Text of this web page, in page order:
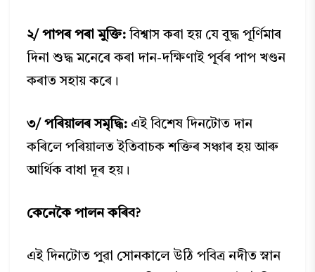
২/ পাপৰ পৰা মুক্তি: বিশ্বাস কৰা হয় যে বুদ্ধ পূৰ্ণিমাৰ
দিনা শুদ্ধ মনেৰে কৰা দান-দক্ষিণাই পূৰ্বৰ পাপ খণ্ডন
কৰাত সহায় কৰে।
৩/ পৰিয়ালৰ সমৃদ্ধি: এই বিশেষ দিনটোত দান
কৰিলে পৰিয়ালত ইতিবাচক শক্তিৰ সঞ্চাৰ হয় আৰু
আৰ্থিক বাধা দূৰ হয়।
কেনেকৈ পালন কৰিব?
এই দিনটোত পুৱা সোনকালে উঠি পবিত্ৰ নদীত স্নান